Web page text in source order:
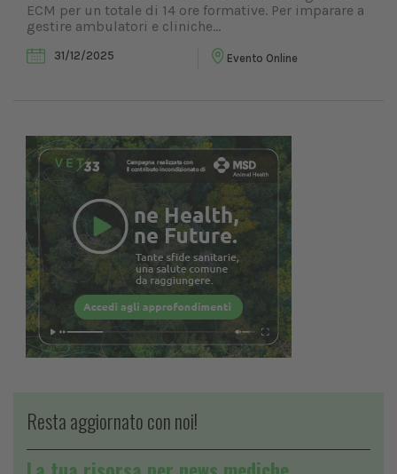
ECM per un totale di 14 ore formative. Per imparare a
gestire ambulatori e cliniche...
31/12/2025 Evento Online
Resta aggiornato con noi!